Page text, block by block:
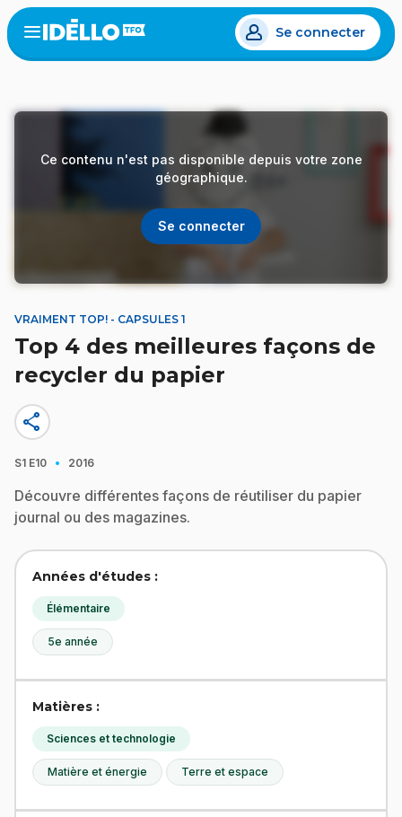
Aller
au
contenu
Open
menu
Se connecter
Ce contenu n'est pas disponible depuis votre zone
géographique.
Se connecter
VRAIMENT TOP! - CAPSULES 1
Top 4 des meilleures façons de
recycler du papier
share
S1 E10 · 2016
Découvre différentes façons de réutiliser du papier
journal ou des magazines.
Années d'études :
Élémentaire
5e année
Matières :
Sciences et technologie
Matière et énergie Terre et espace